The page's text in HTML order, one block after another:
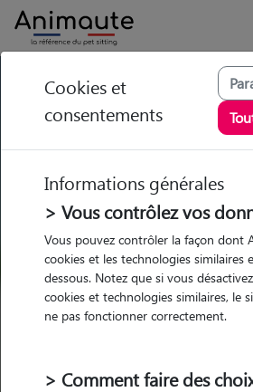
GARDE ANIMAUX à Port-en-Bessin-
chat en famille ou à domicile,
Trouvez une garde
Port-en-Bessin-
Parmi nos pet-sitters à
Bessin-Huppain
Cookies et
consentements
Informations générales
> Vous contrôlez vos
Vous pouvez contrôler la façon dont
cookies et les technologies similaires
dessous. Notez que si vous
cookies et technologies similaires, le
ne pas fonctionner correctement.
> Comment faire des